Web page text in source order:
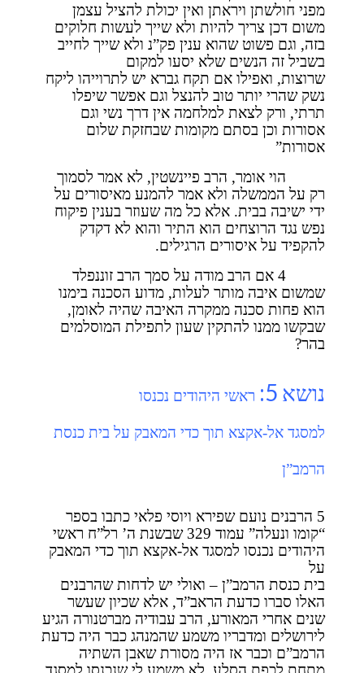
מפני חולשתן ויראתן ואין יכולת להציל עצמן
משום דכן צריך להיות ולא שייך לעשות חלוקים
בזה, וגם פשוט שהוא ענין פק”נ ולא שייך לחייב
בשביל זה הנשים שלא יסעו למקום
שרוצות, ואפילו אם תקח גברא יש לתרוייהו ליקח
נשק שהרי יותר טוב להנצל וגם אפשר שיפלו
תרתי, ורק לצאת למלחמה אין דרך נשי וגם
אסורות וכן בסתם מקומות שבחזקת שלום
אסורות”
הוי אומר, הרב פיינשטין, לא אמר לסמוך
רק על הממשלה ולא אמר להמנע מאיסורים על
ידי ישיבה בבית. אלא כל מה שעוזר בענין פיקוח
נפש נגד הרוצחים הוא התיר והוא לא דקדק
להקפיד על איסורים הרגילים.
4 אם הרב מודה על סמך הרב זוננפלד
שמשום איבה מותר לעלות, מדוע הסכנה בימנו
הוא פחות סכנה ממקרה האיבה שהיה לאומן,
שבקשו ממנו להתקין שעון לתפילת המוסלמים
בהר?
נושא 5: ראשי היהודים נכנסו
למסגד אל-אקצא תוך כדי המאבק על בית כנסת
הרמב”ן
5 הרבנים נועם שפירא ויוסי פלאי כתבו בספר
“קומו ונעלה” עמוד 329 שבשנת ה’ רל”ח ראשי
היהודים נכנסו למסגד אל-אקצא תוך כדי המאבק
על
בית כנסת הרמב”ן – ואולי יש לדחות שהרבנים
האלו סברו כדעת הראב”ד, אלא שכיון שעשר
שנים אחרי המאורע, הרב עבודיה מברטנורה הגיע
לירושלים ומדבריו משמע שהמנהג כבר היה כדעת
הרמב”ם וכבר אז היה מסורת שאבן השתיה